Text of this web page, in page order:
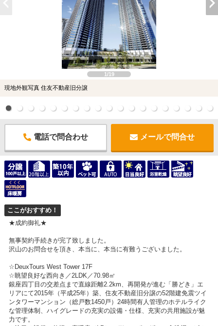
1/19
現地外観写真 住友不動産旧分譲
電話で問合わせ メールで問合せ
ここがおすすめ！
★成約御礼★
無事契約手続きが完了致しました。
沢山のお問合せを頂き、本当に、本当に有難うございました。
☆DeuxTours West Tower 17F
☆眺望良好な西向き／2LDK／70.98㎡
銀座四丁目の交差点まで直線距離2.2km、再開発が進む「勝どき」エ
リアにて2015年（平成25年）築、住友不動産旧分譲の52階建免震ツイ
ンタワーマンション（総戸数1450戸）24時間有人管理のホテルライク
な管理体制、ハイグレードの充実の設備・仕様、充実の共用施設が魅
力です。